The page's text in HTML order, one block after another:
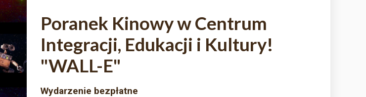
Poranek Kinowy w Centrum
Integracji, Edukacji i Kultury!
"WALL-E"
Wydarzenie bezpłatne